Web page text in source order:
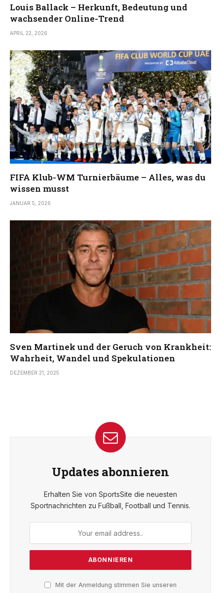
Louis Ballack – Herkunft, Bedeutung und
wachsender Online-Trend
APRIL 22, 2026
FIFA Klub-WM Turnierbäume – Alles, was du
wissen musst
JANUAR 5, 2026
Sven Martinek und der Geruch von Krankheit:
Wahrheit, Wandel und Spekulationen
DEZEMBER 21, 2025
Updates abonnieren
Erhalten Sie von SportsSite die neuesten
Sportnachrichten zu Fußball, Football und Tennis.
Mit der Anmeldung stimmen Sie unseren